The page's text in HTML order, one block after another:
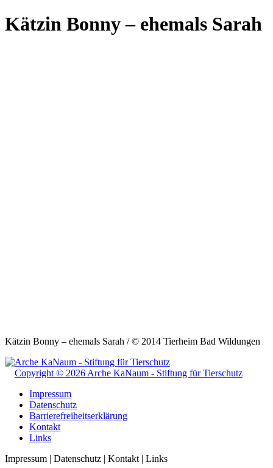
Kätzin Bonny – ehemals Sarah
Kätzin Bonny – ehemals Sarah / © 2014 Tierheim Bad Wildungen
Copyright © 2026 Arche KaNaum - Stiftung für Tierschutz
Impressum
Datenschutz
Barrierefreiheitserklärung
Kontakt
Links
Impressum | Datenschutz | Kontakt | Links